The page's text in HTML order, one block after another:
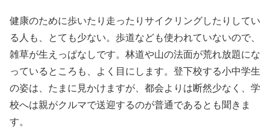
健康のために歩いたり走ったりサイクリングしたりしてい
る人も、とても少ない。歩道なども使われていないので、
雑草が生えっぱなしです。林道や山の法面が荒れ放題にな
っているところも、よく目にします。登下校する小中学生
の姿は、たまに見かけますが、都会よりは断然少なく、学
校へは親がクルマで送迎するのが普通であるとも聞きま
す。